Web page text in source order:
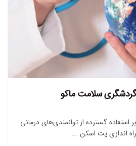
گردشگری سلامت ماکو
استفاده گسترده از توانمندی‌های درمانی
راه اندازی پت اسکن ...